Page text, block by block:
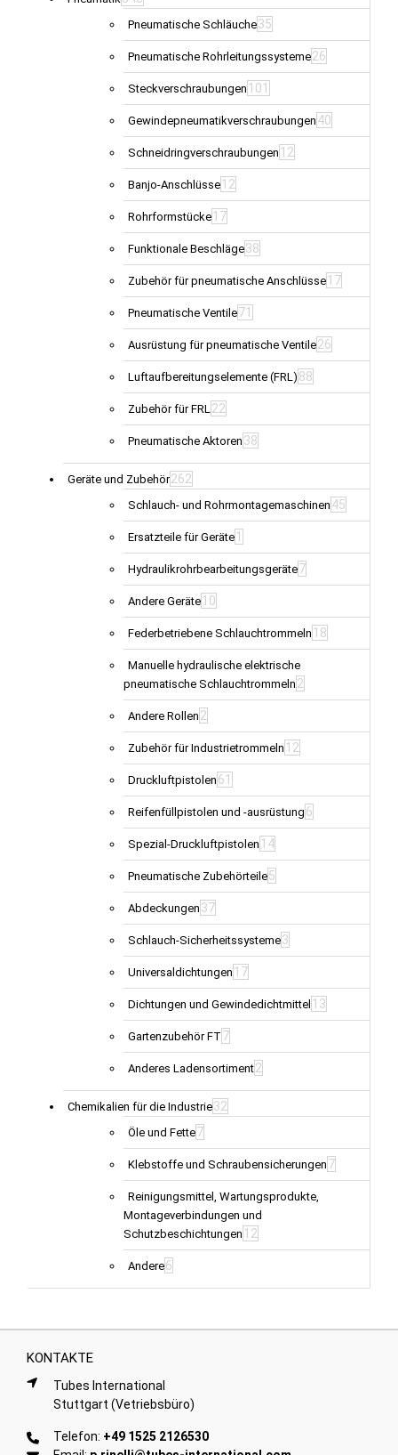
Pneumatische Schläuche35
Pneumatische Rohrleitungssysteme26
Steckverschraubungen 101
Gewindepneumatikverschraubungen 40
Schneidringverschraubungen 12
Banjo-Anschlüsse 12
Rohrformstücke 17
Funktionale Beschläge38
Zubehör für pneumatische Anschlüsse 17
Pneumatische Ventile71
Ausrüstung für pneumatische Ventile26
Luftaufbereitungselemente (FRL) 88
Zubehör für FRL 22
Pneumatische Aktoren 38
Geräte und Zubehör262
Schlauch- und Rohrmontagemaschinen 45
Ersatzteile für Geräte 1
Hydraulikrohrbearbeitungsgeräte7
Andere Geräte 10
Federbetriebene Schlauchtrommeln 18
Manuelle hydraulische elektrische
pneumatische Schlauchtrommeln 2
Andere Rollen 2
Zubehör für Industrietrommeln 12
Druckluftpistolen 61
Reifenfüllpistolen und -ausrüstung 6
Spezial-Druckluftpistolen 14
Pneumatische Zubehörteile5
Abdeckungen 37
Schlauch-Sicherheitssysteme3
Universaldichtungen 17
Dichtungen und Gewindedichtmittel 13
Gartenzubehör FT 7
Anderes Ladensortiment2
Chemikalien für die Industrie32
Öle und Fette7
Klebstoffe und Schraubensicherungen 7
Reinigungsmittel, Wartungsprodukte,
Montageverbindungen und
Schutzbeschichtungen 12
Andere6
KONTAKTE
Tubes International
Stuttgart (Vetriebsbüro)
Telefon: +49 1525 2126530